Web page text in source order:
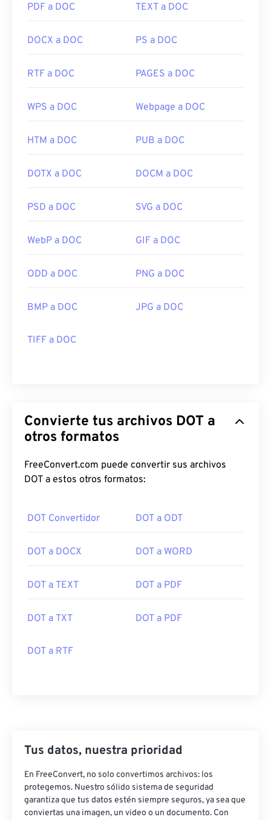
PDF a DOC TEXT a DOC
DOCX a DOC PS a DOC
RTF a DOC PAGES a DOC
WPS a DOC Webpage a DOC
HTM a DOC PUB a DOC
DOTX a DOC DOCM a DOC
PSD a DOC SVG a DOC
WebP a DOC GIF a DOC
ODD a DOC PNG a DOC
BMP a DOC JPG a DOC
TIFF a DOC
Convierte tus archivos DOT a
otros formatos
FreeConvert.com puede convertir sus archivos
DOT a estos otros formatos:
DOT Convertidor DOT a ODT
DOT a DOCX DOT a WORD
DOT a TEXT DOT a PDF
DOT a TXT DOT a PDF
DOT a RTF
Tus datos, nuestra prioridad
En FreeConvert, no solo convertimos archivos: los
protegemos. Nuestro sólido sistema de seguridad
garantiza que tus datos estén siempre seguros, ya sea que
conviertas una imagen, un video o un documento. Con